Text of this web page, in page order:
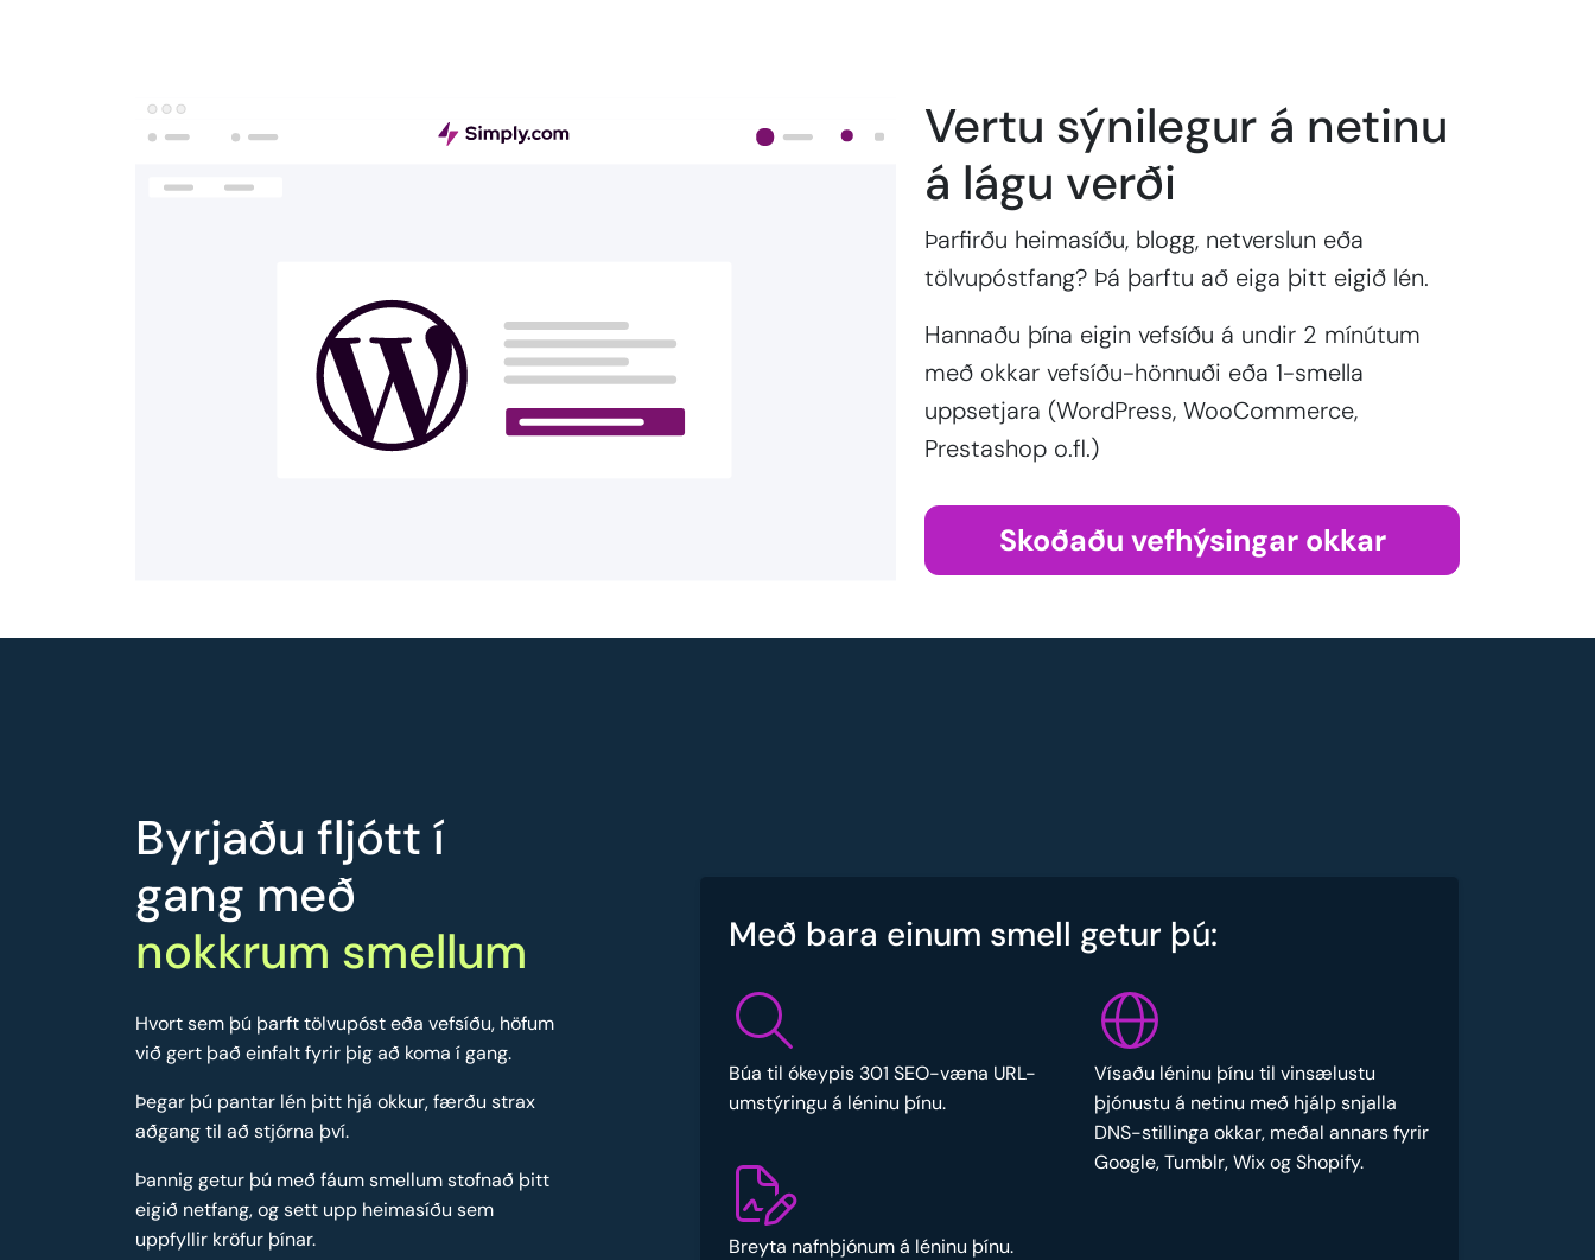
Vertu sýnilegur á netinu
á lágu verði
Þarfirðu heimasíðu, blogg, netverslun eða
tölvupóstfang? Þá þarftu að eiga þitt eigið lén.
Hannaðu þína eigin vefsíðu á undir 2 mínútum
með okkar vefsíðu-hönnuði eða 1-smella
uppsetjara (WordPress, WooCommerce,
Prestashop o.fl.)
Skoðaðu vefhýsingar okkar
Byrjaðu fljótt í
gang með
nokkrum smellum
Hvort sem þú þarft tölvupóst eða vefsíðu, höfum
við gert það einfalt fyrir þig að koma í gang.
Þegar þú pantar lén þitt hjá okkur, færðu strax
aðgang til að stjórna því.
Þannig getur þú með fáum smellum stofnað þitt
eigið netfang, og sett upp heimasíðu sem
uppfyllir kröfur þínar.
Með bara einum smell getur þú:
Búa til ókeypis 301 SEO-væna URL-
umstýringu á léninu þínu.
Breyta nafnþjónum á léninu þínu.
Vísaðu léninu þínu til vinsælustu
þjónustu á netinu með hjálp snjalla
DNS-stillinga okkar, meðal annars fyrir
Google, Tumblr, Wix og Shopify.